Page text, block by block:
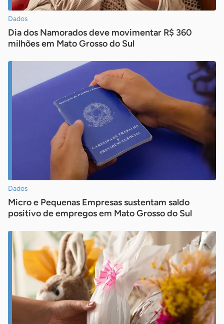
Dados
Dia dos Namorados deve movimentar R$ 360
milhões em Mato Grosso do Sul
Dados
Micro e Pequenas Empresas sustentam saldo
positivo de empregos em Mato Grosso do Sul